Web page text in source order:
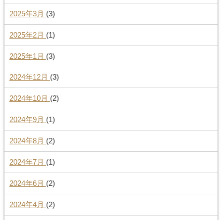
2025年3月 (3)
2025年2月 (1)
2025年1月 (3)
2024年12月 (3)
2024年10月 (2)
2024年9月 (1)
2024年8月 (2)
2024年7月 (1)
2024年6月 (2)
2024年4月 (2)